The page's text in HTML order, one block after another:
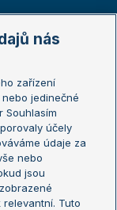
nás
zařízení
jedinečné
Souhlasím
účely
údaje za
nebo
jsou
Tuto